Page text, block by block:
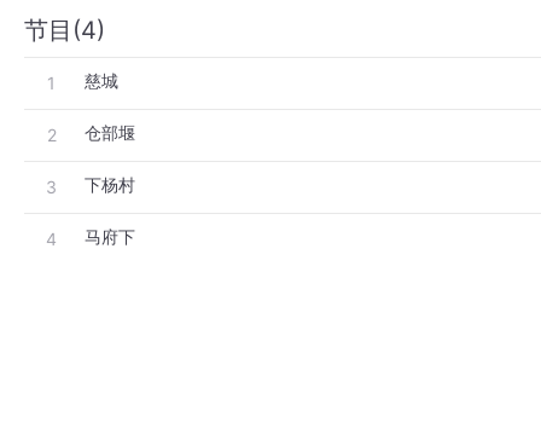
节目(4)
1 慈城
2 仓部堰
3 下杨村
4 马府下